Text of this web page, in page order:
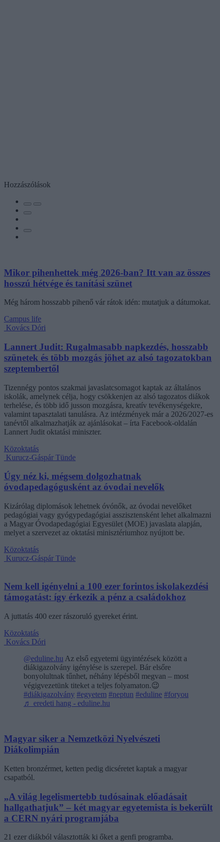
Hozzászólások
Mikor pihenhettek még 2026-ban? Itt van az összes
hosszú hétvége és tanítási szünet
Még három hosszabb pihenő vár rátok idén: mutatjuk a dátumokat.
Campus life
Kovács Dóri
Lannert Judit: Rugalmasabb napkezdés, hosszabb
szünetek és több mozgás jöhet az alsó tagozatokban
szeptembertől
Tizennégy pontos szakmai javaslatcsomagot kaptak az általános
iskolák, amelynek célja, hogy csökkenjen az alsó tagozatos diákok
terhelése, és több idő jusson mozgásra, kreatív tevékenységekre,
valamint tapasztalati tanulásra. Az intézmények már a 2026/2027-es
tanévtől alkalmazhatják az ajánlásokat – írta Facebook-oldalán
Lannert Judit oktatási miniszter.
Közoktatás
Kurucz-Gáspár Tünde
Úgy néz ki, mégsem dolgozhatnak
óvodapedagógusként az óvodai nevelők
Kizárólag diplomások lehetnek óvónők, az óvodai nevelőket
pedagógiai vagy gyógypedagógiai asszisztensként lehet alkalmazni
a Magyar Óvodapedagógiai Egyesület (MOE) javaslata alapján,
melyet a szervezet az oktatási minisztériumhoz nyújtott be.
Közoktatás
Kurucz-Gáspár Tünde
Nem kell igényelni a 100 ezer forintos iskolakezdési
támogatást: így érkezik a pénz a családokhoz
A juttatás 400 ezer rászoruló gyereket érint.
Közoktatás
Kovács Dóri
@eduline.hu Az első egyetemi ügyintézések között a
diákigazolvány igénylése is szerepel. Bár elsőre
bonyolultnak tűnhet, néhány lépésből megvan – most
végigvezetünk titeket a teljes folyamaton.😉
#diákigazolvány #egyetem #neptun #eduline #foryou
♬ eredeti hang - eduline.hu
Magyar siker a Nemzetközi Nyelvészeti
Diákolimpián
Ketten bronzérmet, ketten pedig dicséretet kaptak a magyar
csapatból.
„A világ legelismertebb tudósainak előadásait
hallgathatjuk” – két magyar egyetemista is bekerült
a CERN nyári programjába
21 ezer diákból választották ki őket a genfi programba.